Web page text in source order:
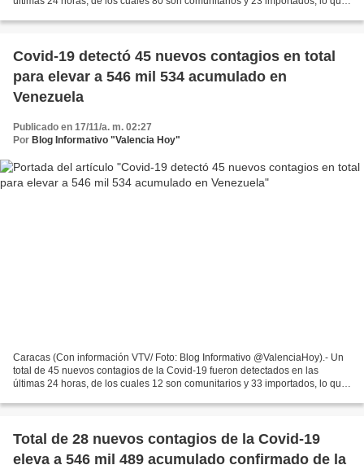
Covid-19 detectó 45 nuevos contagios en total
para elevar a 546 mil 534 acumulado en
Venezuela
Publicado en 17/11/a. m. 02:27
Por Blog Informativo "Valencia Hoy"
Caracas (Con información VTV/ Foto: Blog Informativo @ValenciaHoy).- Un
total de 45 nuevos contagios de la Covid-19 fueron detectados en las
últimas 24 horas, de los cuales 12 son comunitarios y 33 importados, lo que
Total de 28 nuevos contagios de la Covid-19
eleva a 546 mil 489 acumulado confirmado de la